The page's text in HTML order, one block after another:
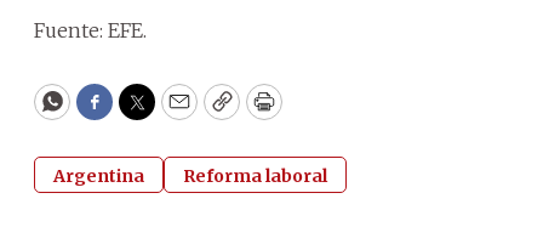
Fuente: EFE.
WhatsApp
Facebook
Twitter
EmailCopyPrint
Argentina Reforma laboral